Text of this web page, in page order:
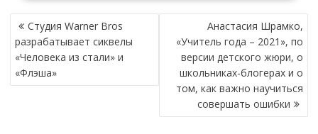
НАВИГАЦИЯ
ПО
ЗАПИСЯМ
Студия Warner Bros
разрабатывает сиквелы
«Человека из стали» и
«Флэша»
Анастасия Шрамко,
«Учитель года – 2021», по
версии детского жюри, о
школьниках-блогерах и о
том, как важно научиться
совершать ошибки